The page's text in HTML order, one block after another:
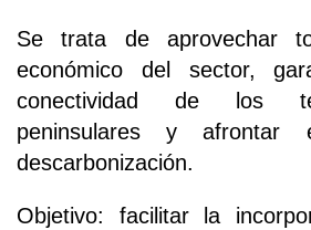
Se trata de aprovechar
económico del sector,
conectividad de los
peninsulares y
descarbonización.
Objetivo: facilitar la